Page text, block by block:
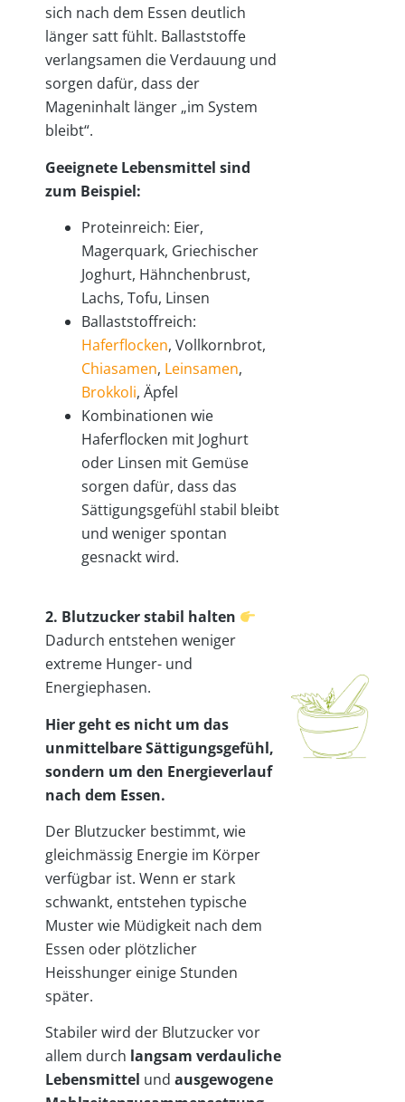
sich nach dem Essen deutlich
länger satt fühlt. Ballaststoffe
verlangsamen die Verdauung und
sorgen dafür, dass der
Mageninhalt länger „im System
bleibt“.
Geeignete Lebensmittel sind
zum Beispiel:
Proteinreich: Eier,
Magerquark, Griechischer
Joghurt, Hähnchenbrust,
Lachs, Tofu, Linsen
Ballaststoffreich:
Haferflocken, Vollkornbrot,
Chiasamen, Leinsamen,
Brokkoli, Äpfel
Kombinationen wie
Haferflocken mit Joghurt
oder Linsen mit Gemüse
sorgen dafür, dass das
Sättigungsgefühl stabil bleibt
und weniger spontan
gesnackt wird.
2. Blutzucker stabil halten
Dadurch entstehen weniger
extreme Hunger- und
Energiephasen.
Hier geht es nicht um das
unmittelbare Sättigungsgefühl,
sondern um den Energieverlauf
nach dem Essen.
Der Blutzucker bestimmt, wie
gleichmässig Energie im Körper
verfügbar ist. Wenn er stark
schwankt, entstehen typische
Muster wie Müdigkeit nach dem
Essen oder plötzlicher
Heisshunger einige Stunden
später.
Stabiler wird der Blutzucker vor
allem durch langsam verdauliche
Lebensmittel und ausgewogene